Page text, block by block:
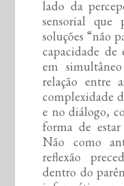
lado da
sensorial que
soluções “não
capacidade de
em
relação entre
complexidade
e no diálogo,
forma de
Não como
reflexão
dentro do